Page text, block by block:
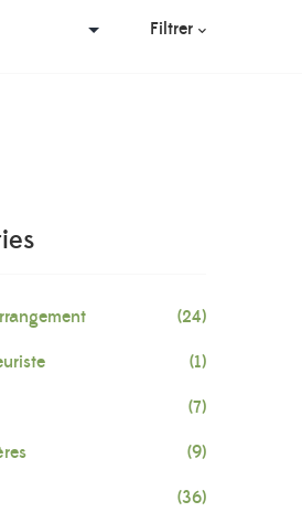
Filtrer
(24)
(1)
(7)
(9)
(36)